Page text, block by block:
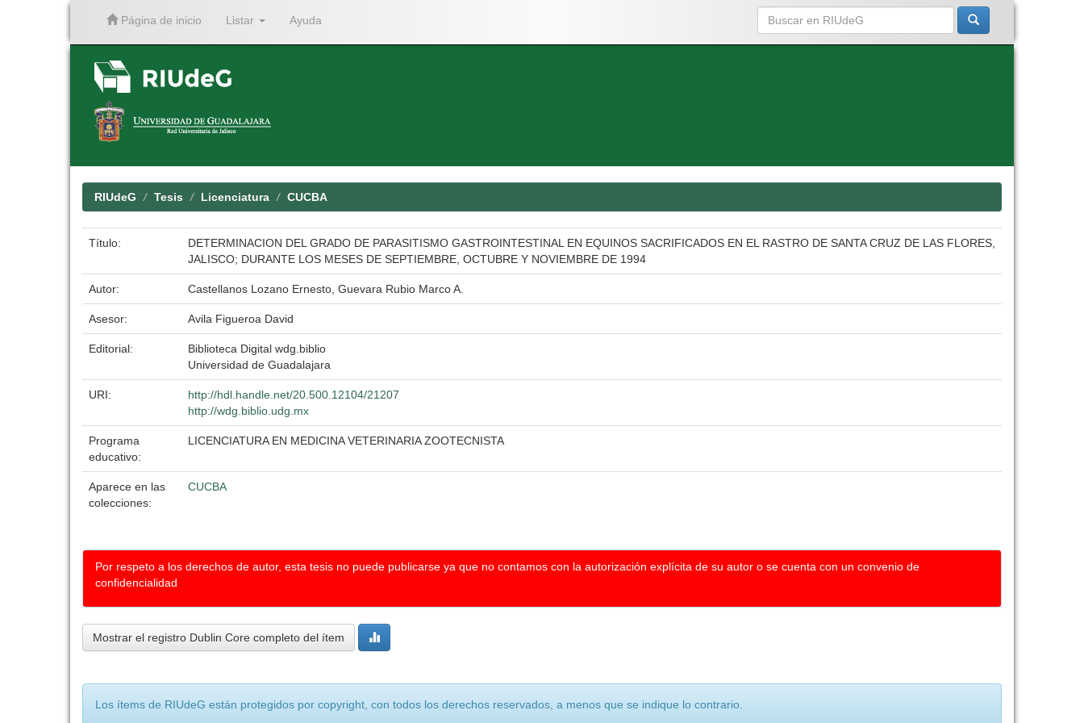
Página de inicio Listar Ayuda
RIUdeG Tesis Licenciatura CUCBA
Título:
DETERMINACION DEL GRADO DE PARASITISMO GASTROINTESTINAL EN EQUINOS SACRIFICADOS EN EL RASTRO DE SANTA CRUZ DE LAS FLORES,
JALISCO; DURANTE LOS MESES DE SEPTIEMBRE, OCTUBRE Y NOVIEMBRE DE 1994
Autor: Castellanos Lozano Ernesto, Guevara Rubio Marco A.
Asesor: Avila Figueroa David
Editorial:
Biblioteca Digital wdg.biblio
Universidad de Guadalajara
URI:
http://hdl.handle.net/20.500.12104/21207
http://wdg.biblio.udg.mx
Programa
educativo:
LICENCIATURA EN MEDICINA VETERINARIA ZOOTECNISTA
Aparece en las
colecciones:
CUCBA
Por respeto a los derechos de autor, esta tesis no puede publicarse ya que no contamos con la autorización explícita de su autor o se cuenta con un convenio de
confidencialidad
Mostrar el registro Dublin Core completo del ítem
Los ítems de RIUdeG están protegidos por copyright, con todos los derechos reservados, a menos que se indique lo contrario.